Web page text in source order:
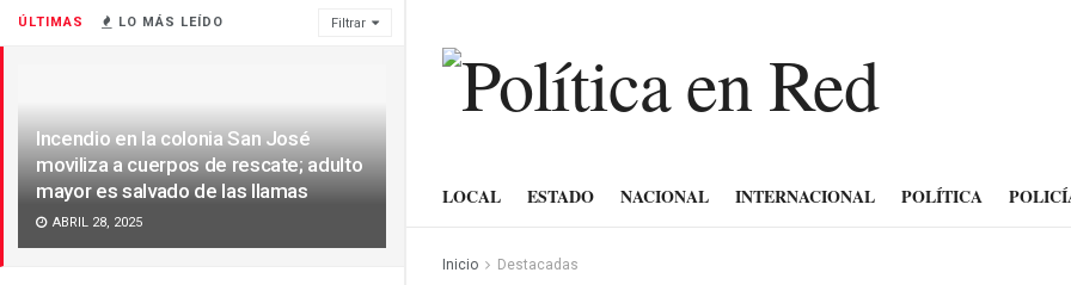
ÚLTIMAS LO MÁS LEÍDO Filtrar
Incendio en la colonia San José
moviliza a cuerpos de rescate; adulto
mayor es salvado de las llamas
ABRIL 28, 2025
LOCAL ESTADO NACIONAL INTERNACIONAL POLÍTICA
Inicio Destacadas